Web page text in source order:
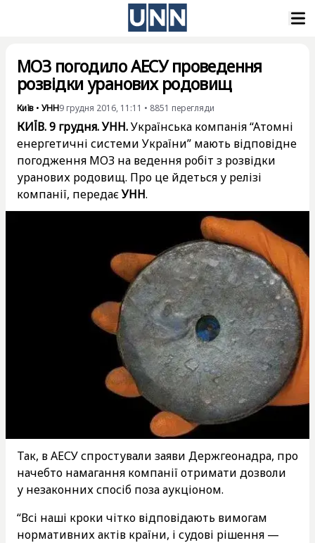
МОЗ погодило АЕСУ проведення
розвідки уранових родовищ
Київ • УНН9 грудня 2016, 11:11 • 8851 перегляди
КИЇВ. 9 грудня. УНН.Українська компанія “Атомні
енергетичні системи України” мають відповідне
погодження МОЗ на ведення робіт з розвідки
уранових родовищ. Про це йдеться у релізі
компанії, передаєУНН.
Так, в АЕСУ спростували заяви Держгеонадра, про
начебто намагання компанії отримати дозволи
у незаконних спосіб поза аукціоном.
“Всі наші кроки чітко відповідають вимогам
нормативних актів країни, і судові рішення —